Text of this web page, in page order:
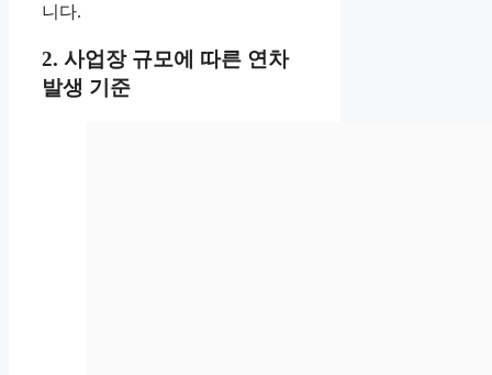
니다.
2. 사업장 규모에 따른 연차
발생 기준